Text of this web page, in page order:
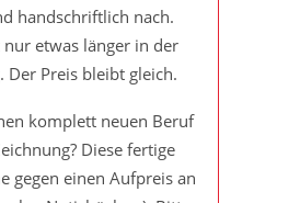
handschriftlich nach.
nur etwas länger in der
Der Preis bleibt gleich.
komplett neuen Beruf
Diese fertige
gegen einen Aufpreis an